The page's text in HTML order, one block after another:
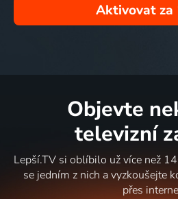
Aktivovat za
Objevte
televizní
Lepší.TV si oblíbilo už více než
se jedním z nich a vyzkoušejte
přes